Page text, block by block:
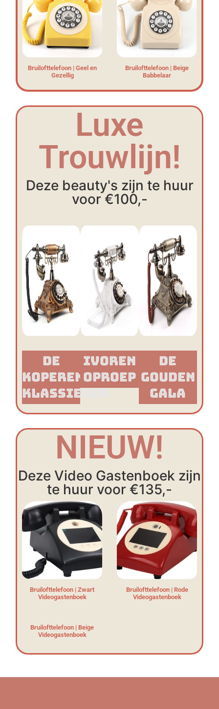
Bruilofttelefoon | Geel en
Gezellig
Bruilofttelefoon | Beige
Babbelaar
Luxe
Trouwlijn!
Deze beauty's zijn te huur
voor €100,-
De
Koperen
Klassieker​
Ivoren
Oproep
De
Gouden
Gala
NIEUW!
Deze Video Gastenboek zijn
te huur voor €135,-
Bruilofttelefoon | Zwart
Videogastenboek
Bruilofttelefoon | Rode
Videogastenboek
Bruilofttelefoon | Beige
Videogastenboek